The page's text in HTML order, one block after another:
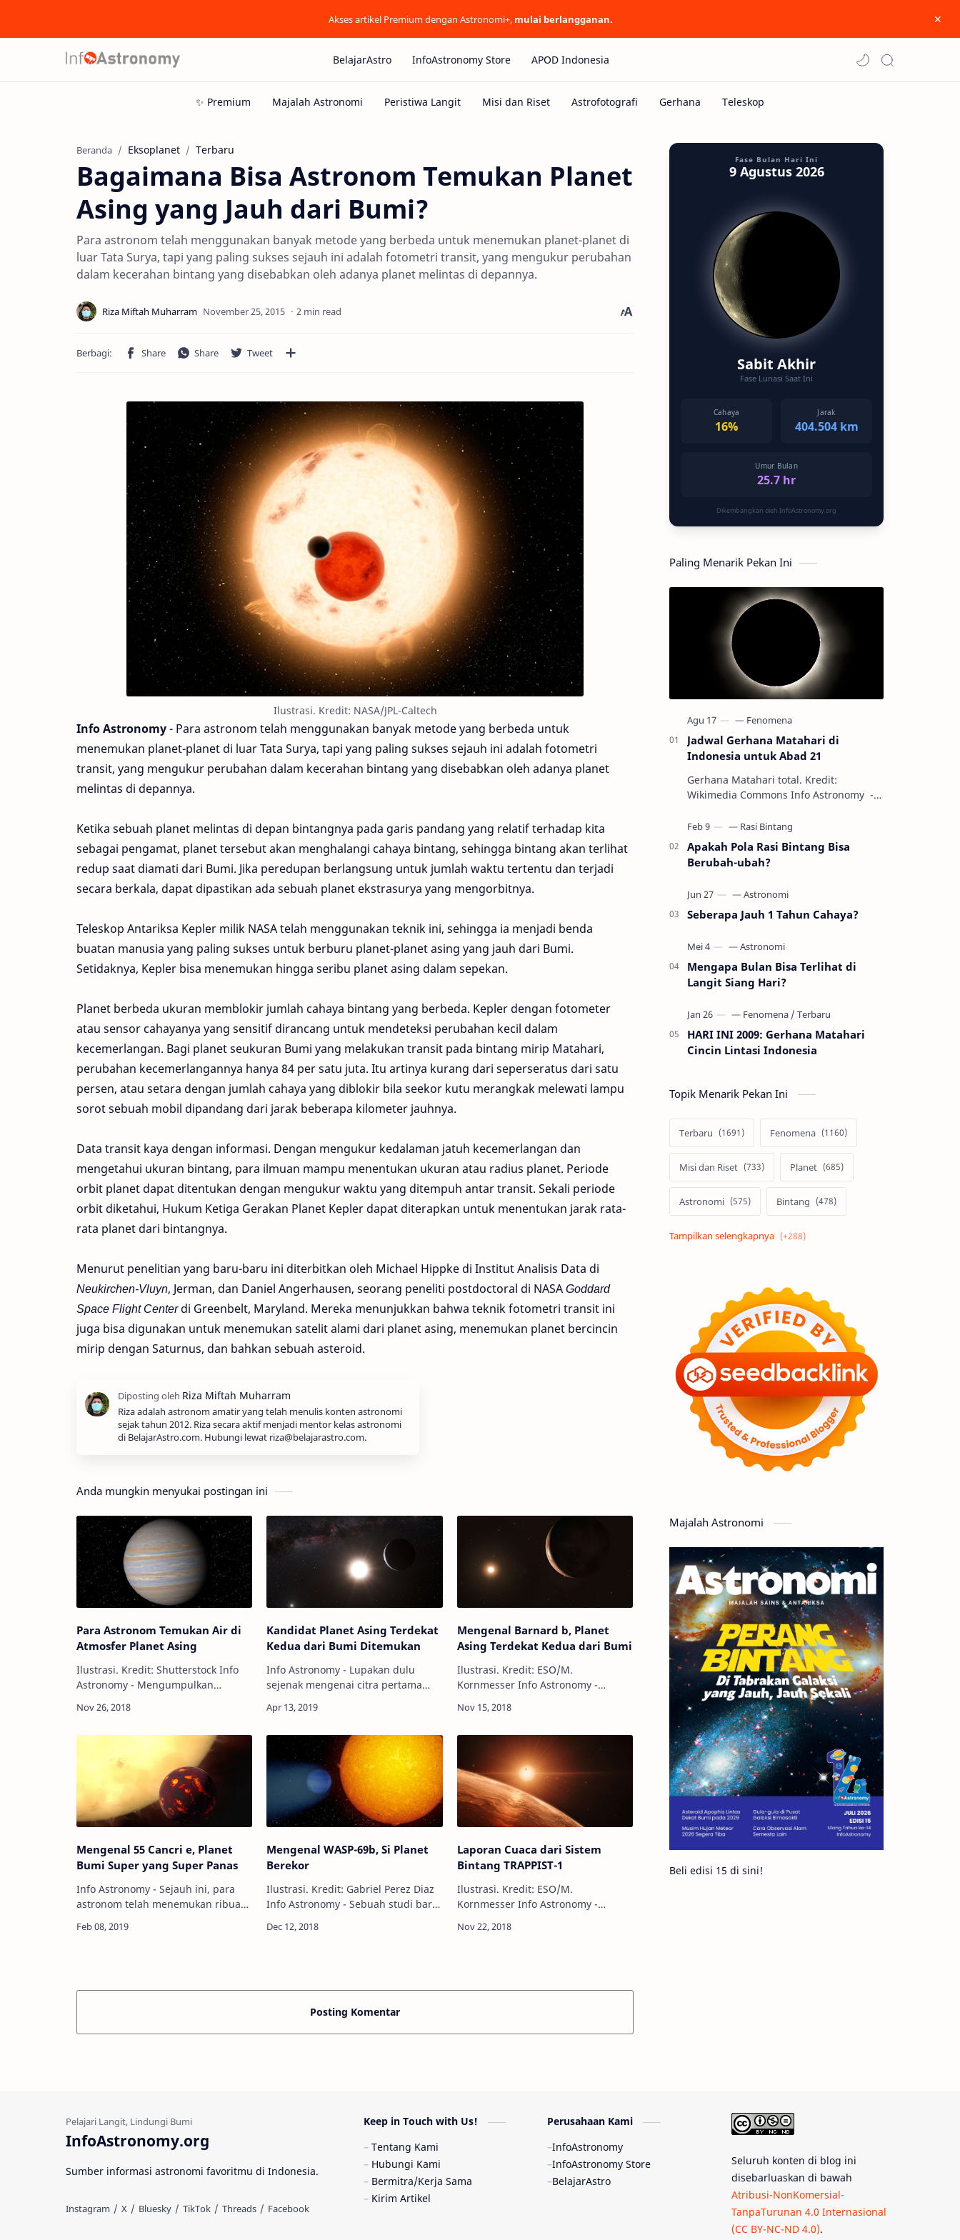
Akses artikel Premium dengan Astronomi+, mulai berlangganan.
BelajarAstro InfoAstronomy Store APOD Indonesia
Beranda Eksoplanet Terbaru
Bagaimana Bisa Astronom Temukan Planet
Asing yang Jauh dari Bumi?
Para astronom telah menggunakan banyak metode yang berbeda untuk menemukan planet-planet di
luar Tata Surya, tapi yang paling sukses sejauh ini adalah fotometri transit, yang mengukur perubahan
dalam kecerahan bintang yang disebabkan oleh adanya planet melintas di depannya.
2 min read
Ilustrasi. Kredit: NASA/JPL-Caltech
Info Astronomy- Para astronom telah menggunakan banyak metode yang berbeda untuk
menemukan planet-planet di luar Tata Surya, tapi yang paling sukses sejauh ini adalah fotometri
transit, yang mengukur perubahan dalam kecerahan bintang yang disebabkan oleh adanya planet
melintas di depannya.
Ketika sebuah planet melintas di depan bintangnya pada garis pandang yang relatif terhadap kita
sebagai pengamat, planet tersebut akan menghalangi cahaya bintang, sehingga bintang akan terlihat
redup saat diamati dari Bumi. Jika peredupan berlangsung untuk jumlah waktu tertentu dan terjadi
secara berkala, dapat dipastikan ada sebuah planet ekstrasurya yang mengorbitnya.
Teleskop Antariksa Kepler milik NASA telah menggunakan teknik ini, sehingga ia menjadi benda
buatan manusia yang paling sukses untuk berburu planet-planet asing yang jauh dari Bumi.
Setidaknya, Kepler bisa menemukan hingga seribu planet asing dalam sepekan.
Planet berbeda ukuran memblokir jumlah cahaya bintang yang berbeda. Kepler dengan fotometer
atau sensor cahayanya yang sensitif dirancang untuk mendeteksi perubahan kecil dalam
kecemerlangan. Bagi planet seukuran Bumi yang melakukan transit pada bintang mirip Matahari,
perubahan kecemerlangannya hanya 84 per satu juta. Itu artinya kurang dari seperseratus dari satu
persen, atau setara dengan jumlah cahaya yang diblokir bila seekor kutu merangkak melewati lampu
sorot sebuah mobil dipandang dari jarak beberapa kilometer jauhnya.
Data transit kaya dengan informasi. Dengan mengukur kedalaman jatuh kecemerlangan dan
mengetahui ukuran bintang, para ilmuan mampu menentukan ukuran atau radius planet. Periode
orbit planet dapat ditentukan dengan mengukur waktu yang ditempuh antar transit. Sekali periode
orbit diketahui, Hukum Ketiga Gerakan Planet Kepler dapat diterapkan untuk menentukan jarak rata-
rata planet dari bintangnya.
Menurut penelitian yang baru-baru ini diterbitkan oleh Michael Hippke di Institut Analisis Data di
Neukirchen-Vluyn, Jerman, dan Daniel Angerhausen, seorang peneliti postdoctoral di NASAGoddard
Space Flight Centerdi Greenbelt, Maryland. Mereka menunjukkan bahwa teknik fotometri transit ini
juga bisa digunakan untuk menemukan satelit alami dari planet asing, menemukan planet bercincin
mirip dengan Saturnus, dan bahkan sebuah asteroid.
Riza adalah astronom amatir yang telah menulis konten astronomi
sejak tahun 2012. Riza secara aktif menjadi mentor kelas astronomi
di BelajarAstro.com. Hubungi lewat riza@belajarastro.com.
Anda mungkin menyukai postingan ini
Para Astronom Temukan Air di
Atmosfer Planet Asing
Ilustrasi. Kredit: Shutterstock Info
Astronomy - Mengumpulkan
sebuah planet asing merupakan hal
Kandidat Planet Asing Terdekat
Kedua dari Bumi Ditemukan
Info Astronomy - Lupakan dulu
sejenak mengenai citra pertama
sekelompok astronom
telah mendeteksi keberadaan
planet asing ke…
Mengenal Barnard b, Planet
Asing Terdekat Kedua dari Bumi
Ilustrasi. Kredit: ESO/M.
Kornmesser Info Astronomy -
baru saja diumumkan. Planet jenis
mengorbit bintang ke…
Mengenal 55 Cancri e, Planet
Bumi Super yang Super Panas
Info Astronomy - Sejauh ini, para
astronom telah menemukan ribuan
kita. Planet-planet ini sangat
Mengenal WASP-69b, Si Planet
Berekor
Ilustrasi. Kredit: Gabriel Perez Diaz
Info Astronomy - Sebuah studi baru
dari Instituto de Astrofísica de
Laporan Cuaca dari Sistem
Bintang TRAPPIST-1
Ilustrasi. Kredit: ESO/M.
Kornmesser Info Astronomy -
terletak kurang dari 40 tahun
Posting Komentar
Fase Bulan Hari Ini
9 Agustus 2026
Sabit Akhir
Fase Lunasi Saat Ini
Cahaya
16%
Jarak
404.504 km
Umur Bulan
25.7 hr
Dikembangkan oleh InfoAstronomy.org
Paling Menarik Pekan Ini
Jadwal Gerhana Matahari di
Indonesia untuk Abad 21
Gerhana Matahari total. Kredit:
Wikimedia Commons Info Astronomy -
gerhana Matahari akan terjadi sebanyak
22…
Apakah Pola Rasi Bintang Bisa
Berubah-ubah?
Seberapa Jauh 1 Tahun Cahaya?
Mengapa Bulan Bisa Terlihat di
Langit Siang Hari?
HARI INI 2009: Gerhana Matahari
Cincin Lintasi Indonesia
Topik Menarik Pekan Ini
Terbaru Fenomena
Misi dan Riset Planet
Astronomi Bintang
Alam semesta Galaksi
Tata Surya
Hype Astronot
Asteroid Observasi
Premium Komet
Penelitian
Satelit
Aurora Supernova
Nebula Sponsored
Matahari Featured
Mars Planet Katai
GMT 2016 History
Hoax Bima Sakti
Meteor Gerhana
Komet ISON Jupiter
Planet Kerdil Bumi
Pengetahuan Berita
Menarik Dibaca Venus
Galaksi Kerdil
Gambar Harian Titan
Bintang Neutron Hubble
Majalah Astronomi
Beli edisi 15 di sini!
InfoAstronomy.org
Sumber informasi astronomi favoritmu di Indonesia.
Keep in Touch with Us!
Tentang Kami
Hubungi Kami
Bermitra/Kerja Sama
Kirim Artikel
Perusahaan Kami
InfoAstronomy
InfoAstronomy Store
BelajarAstro
Seluruh konten di blog ini
disebarluaskan di bawah
Atribusi-NonKomersial-
TanpaTurunan 4.0 Internasional
(CC BY-NC-ND 4.0).